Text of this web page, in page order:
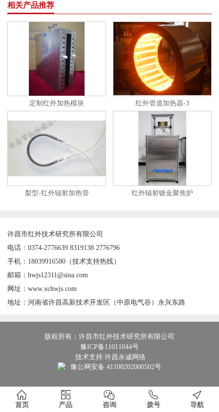
相关产品推荐
定制红外加热模块 红外管道加热器-3
梨型-红外辐射加热管 红外辐射镀金聚焦炉
许昌市红外技术研究所有限公司
电话：0374-2776639 8319138 2776796
手机：18039916580（技术支持热线）
邮箱：hwjs12311@sina.com
网址：www.xchwjs.com
地址：河南省许昌高新技术开发区（中原电气谷）永兴东路
版权所有：许昌市红外技术研究所有限公司
豫ICP备11011044号
技术支持:许昌永诚网络
豫公网安备 41100202000502号
首页 产品 咨询 拨号 导航